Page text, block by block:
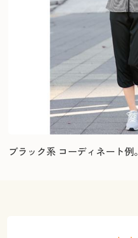
ブラック系 コーディネート例。